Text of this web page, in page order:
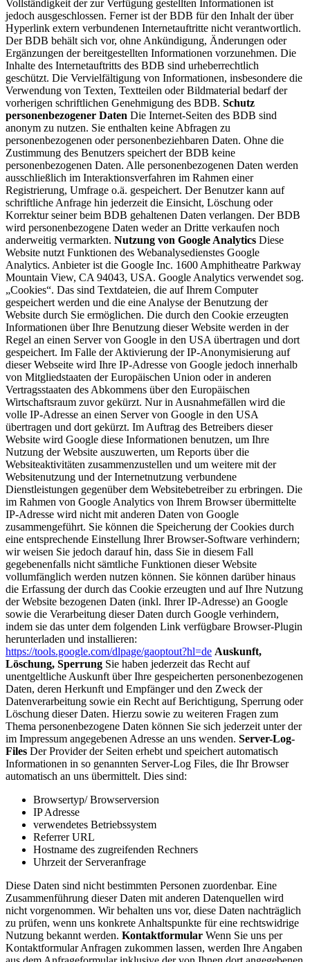
Vollständigkeit der zur Verfügung gestellten Informationen ist
jedoch ausgeschlossen. Ferner ist der BDB für den Inhalt der über
Hyperlink extern verbundenen Internetauftritte nicht verantwortlich.
Der BDB behält sich vor, ohne Ankündigung, Änderungen oder
Ergänzungen der bereitgestellten Informationen vorzunehmen. Die
Inhalte des Internetauftritts des BDB sind urheberrechtlich
geschützt. Die Vervielfältigung von Informationen, insbesondere die
Verwendung von Texten, Textteilen oder Bildmaterial bedarf der
vorherigen schriftlichen Genehmigung des BDB. Schutz
personenbezogener Daten Die Internet-Seiten des BDB sind
anonym zu nutzen. Sie enthalten keine Abfragen zu
personenbezogenen oder personenbeziehbaren Daten. Ohne die
Zustimmung des Benutzers speichert der BDB keine
personenbezogenen Daten. Alle personenbezogenen Daten werden
ausschließlich im Interaktionsverfahren im Rahmen einer
Registrierung, Umfrage o.ä. gespeichert. Der Benutzer kann auf
schriftliche Anfrage hin jederzeit die Einsicht, Löschung oder
Korrektur seiner beim BDB gehaltenen Daten verlangen. Der BDB
wird personenbezogene Daten weder an Dritte verkaufen noch
anderweitig vermarkten. Nutzung von Google Analytics Diese
Website nutzt Funktionen des Webanalysedienstes Google
Analytics. Anbieter ist die Google Inc. 1600 Amphitheatre Parkway
Mountain View, CA 94043, USA. Google Analytics verwendet sog.
„Cookies“. Das sind Textdateien, die auf Ihrem Computer
gespeichert werden und die eine Analyse der Benutzung der
Website durch Sie ermöglichen. Die durch den Cookie erzeugten
Informationen über Ihre Benutzung dieser Website werden in der
Regel an einen Server von Google in den USA übertragen und dort
gespeichert. Im Falle der Aktivierung der IP-Anonymisierung auf
dieser Webseite wird Ihre IP-Adresse von Google jedoch innerhalb
von Mitgliedstaaten der Europäischen Union oder in anderen
Vertragsstaaten des Abkommens über den Europäischen
Wirtschaftsraum zuvor gekürzt. Nur in Ausnahmefällen wird die
volle IP-Adresse an einen Server von Google in den USA
übertragen und dort gekürzt. Im Auftrag des Betreibers dieser
Website wird Google diese Informationen benutzen, um Ihre
Nutzung der Website auszuwerten, um Reports über die
Websiteaktivitäten zusammenzustellen und um weitere mit der
Websitenutzung und der Internetnutzung verbundene
Dienstleistungen gegenüber dem Websitebetreiber zu erbringen. Die
im Rahmen von Google Analytics von Ihrem Browser übermittelte
IP-Adresse wird nicht mit anderen Daten von Google
zusammengeführt. Sie können die Speicherung der Cookies durch
eine entsprechende Einstellung Ihrer Browser-Software verhindern;
wir weisen Sie jedoch darauf hin, dass Sie in diesem Fall
gegebenenfalls nicht sämtliche Funktionen dieser Website
vollumfänglich werden nutzen können. Sie können darüber hinaus
die Erfassung der durch das Cookie erzeugten und auf Ihre Nutzung
der Website bezogenen Daten (inkl. Ihrer IP-Adresse) an Google
sowie die Verarbeitung dieser Daten durch Google verhindern,
indem sie das unter dem folgenden Link verfügbare Browser-Plugin
herunterladen und installieren:
https://tools.google.com/dlpage/gaoptout?hl=de Auskunft,
Löschung, Sperrung Sie haben jederzeit das Recht auf
unentgeltliche Auskunft über Ihre gespeicherten personenbezogenen
Daten, deren Herkunft und Empfänger und den Zweck der
Datenverarbeitung sowie ein Recht auf Berichtigung, Sperrung oder
Löschung dieser Daten. Hierzu sowie zu weiteren Fragen zum
Thema personenbezogene Daten können Sie sich jederzeit unter der
im Impressum angegebenen Adresse an uns wenden. Server-Log-
Files Der Provider der Seiten erhebt und speichert automatisch
Informationen in so genannten Server-Log Files, die Ihr Browser
automatisch an uns übermittelt. Dies sind:
Browsertyp/ Browserversion
IP Adresse
verwendetes Betriebssystem
Referrer URL
Hostname des zugreifenden Rechners
Uhrzeit der Serveranfrage
Diese Daten sind nicht bestimmten Personen zuordenbar. Eine
Zusammenführung dieser Daten mit anderen Datenquellen wird
nicht vorgenommen. Wir behalten uns vor, diese Daten nachträglich
zu prüfen, wenn uns konkrete Anhaltspunkte für eine rechtswidrige
Nutzung bekannt werden. Kontaktformular Wenn Sie uns per
Kontaktformular Anfragen zukommen lassen, werden Ihre Angaben